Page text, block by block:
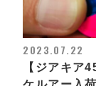
2023.07.22
【ジアキア